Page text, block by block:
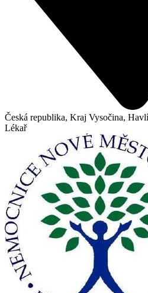
Česká republika, Kraj Vysočina,
Lékař